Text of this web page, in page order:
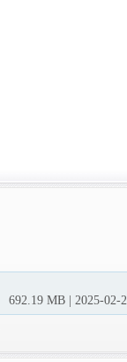
692.19 MB | 2025-02-